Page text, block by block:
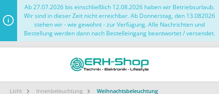
Ab 27.07.2026 bis einschließlich 12.08.2026 haben wir Betriebsurlaub.
Wir sind in dieser Zeit nicht erreichbar. Ab Donnerstag, den 13.082026
stehen wir - wie gewohnt - zur Verfügung. Alle Nachrichten und
Bestellung werden dann nach Bestelleingang beantwortet / versendet.
Licht Innenbeleuchtung Weihnachtsbeleuchtung